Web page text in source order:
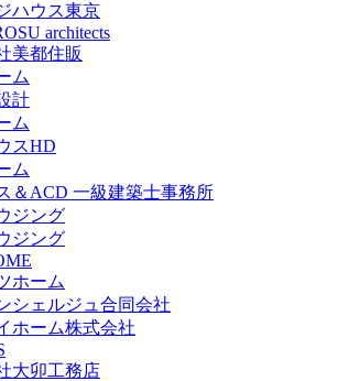
ハウス東京
architects
美都住販
ム
計
ム
スHD
ム
＆ACD 一級建築士事務所
ジング
ジング
ホーム
シェルジュ合同会社
ホーム株式会社
大卯工務店